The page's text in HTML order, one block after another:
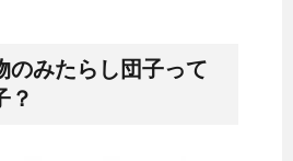
のみたらし団子って
？